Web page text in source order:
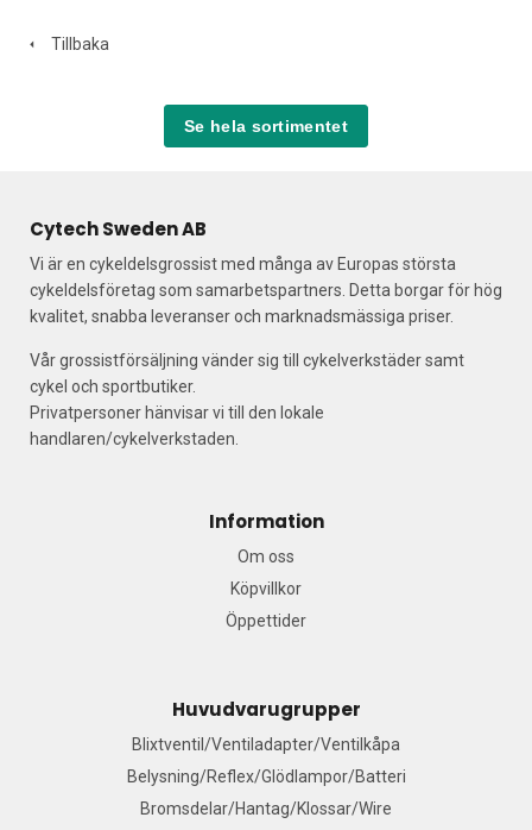
Tillbaka
Se hela sortimentet
Cytech Sweden AB
Vi är en cykeldelsgrossist med många av Europas största
cykeldelsföretag som samarbetspartners. Detta borgar för hög
kvalitet, snabba leveranser och marknadsmässiga priser.
Vår grossistförsäljning vänder sig till cykelverkstäder samt
cykel och sportbutiker.
Privatpersoner hänvisar vi till den lokale
handlaren/cykelverkstaden.
Information
Om oss
Köpvillkor
Öppettider
Huvudvarugrupper
Blixtventil/Ventiladapter/Ventilkåpa
Belysning/Reflex/Glödlampor/Batteri
Bromsdelar/Hantag/Klossar/Wire